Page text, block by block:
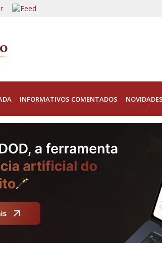
INFORMATIVOS COMENTADOS